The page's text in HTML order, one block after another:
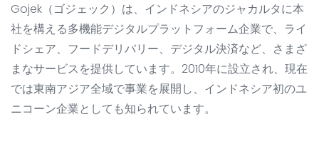
Gojek（ゴジェック）は、インドネシアのジャカルタに本
社を構える多機能デジタルプラットフォーム企業で、ライ
ドシェア、フードデリバリー、デジタル決済など、さまざ
まなサービスを提供しています。2010年に設立され、現在
では東南アジア全域で事業を展開し、インドネシア初のユ
ニコーン企業としても知られています。